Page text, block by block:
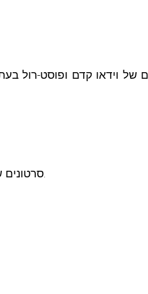
[בינוני] סרטונים שהועלו ידנית עלולים להיות לא מקודד היטב במקרים מסוימים בעת צירוף סרטוני פרה-רול.